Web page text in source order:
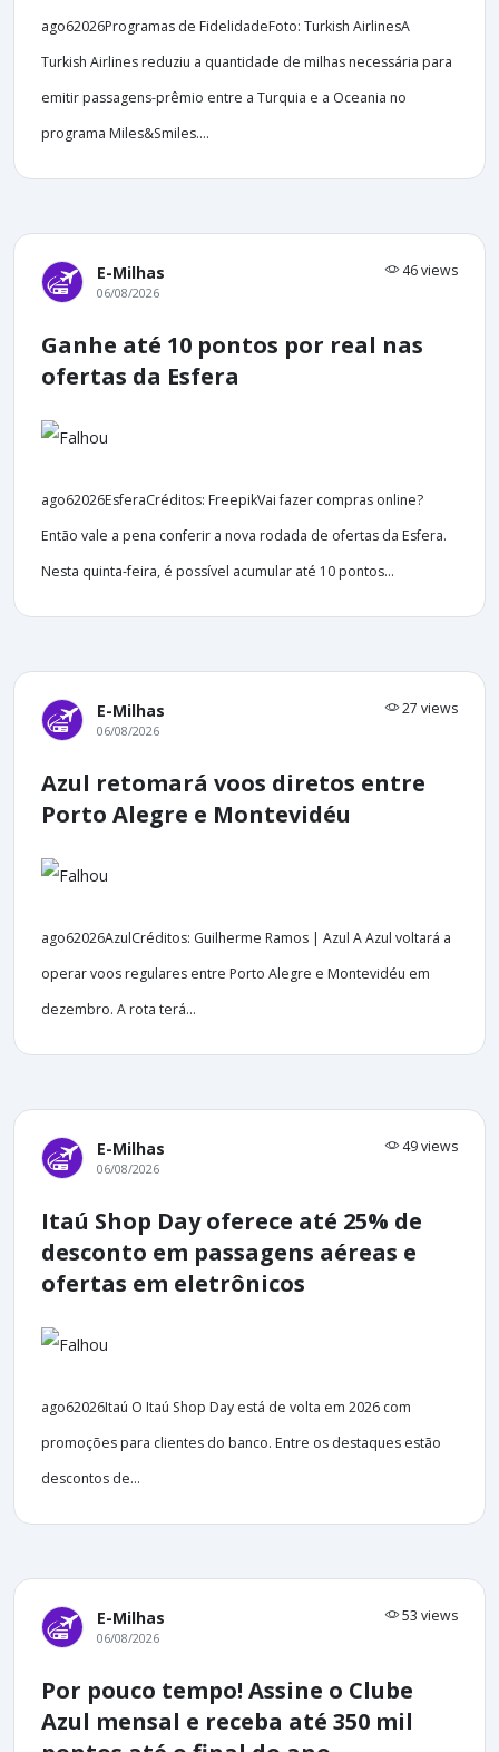
ago62026Programas de FidelidadeFoto: Turkish AirlinesA
Turkish Airlines reduziu a quantidade de milhas necessária para
emitir passagens-prêmio entre a Turquia e a Oceania no
programa Miles&Smiles....
E-Milhas 46 views
06/08/2026
Ganhe até 10 pontos por real nas
ofertas da Esfera
ago62026EsferaCréditos: FreepikVai fazer compras online?
Então vale a pena conferir a nova rodada de ofertas da Esfera.
Nesta quinta-feira, é possível acumular até 10 pontos...
E-Milhas 27 views
06/08/2026
Azul retomará voos diretos entre
Porto Alegre e Montevidéu
ago62026AzulCréditos: Guilherme Ramos | Azul A Azul voltará a
operar voos regulares entre Porto Alegre e Montevidéu em
dezembro. A rota terá...
E-Milhas 49 views
06/08/2026
Itaú Shop Day oferece até 25% de
desconto em passagens aéreas e
ofertas em eletrônicos
ago62026Itaú O Itaú Shop Day está de volta em 2026 com
promoções para clientes do banco. Entre os destaques estão
descontos de...
E-Milhas 53 views
06/08/2026
Por pouco tempo! Assine o Clube
Azul mensal e receba até 350 mil